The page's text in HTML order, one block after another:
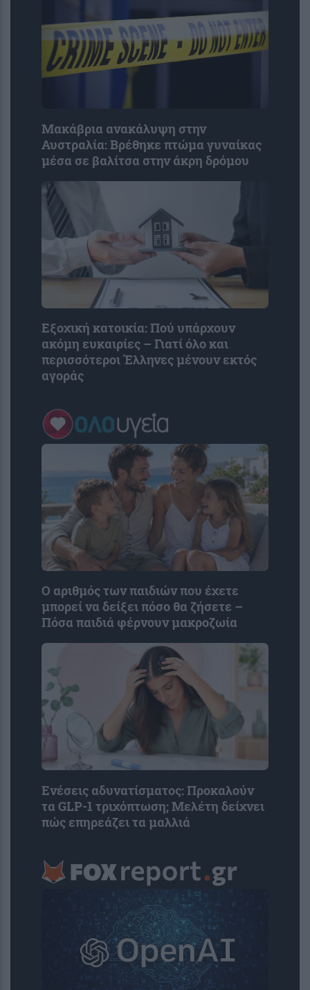
Μακάβρια ανακάλυψη στην
Αυστραλία: Βρέθηκε πτώμα γυναίκας
μέσα σε βαλίτσα στην άκρη δρόμου
Εξοχική κατοικία: Πού υπάρχουν
ακόμη ευκαιρίες – Γιατί όλο και
περισσότεροι Έλληνες μένουν εκτός
αγοράς
Ο αριθμός των παιδιών που έχετε
μπορεί να δείξει πόσο θα ζήσετε –
Πόσα παιδιά φέρνουν μακροζωία
Ενέσεις αδυνατίσματος: Προκαλούν
τα GLP-1 τριχόπτωση; Μελέτη δείχνει
πώς επηρεάζει τα μαλλιά